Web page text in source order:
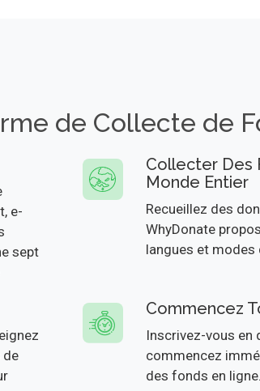
de Collecte de
e-
sept
Collecter Des
Monde Entier
Recueillez des
WhyDonate
langues et modes
de
Commencez
Inscrivez-vous en
commencez
des fonds en ligne.